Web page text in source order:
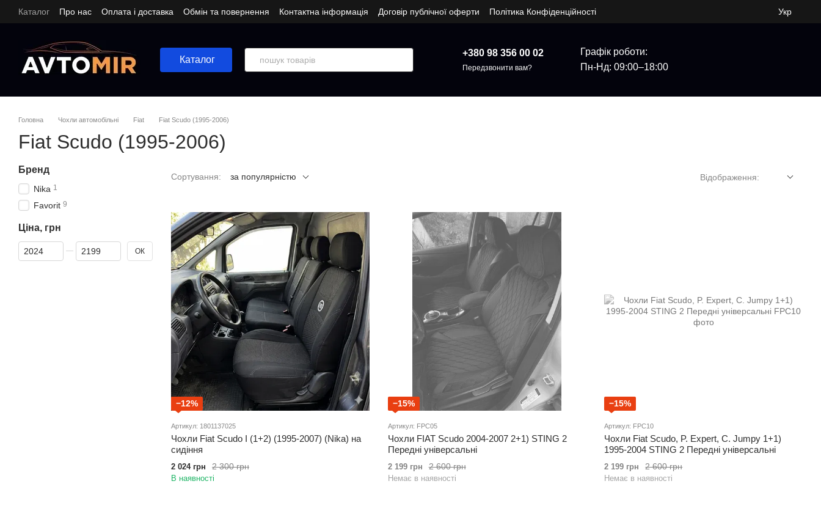
Перейти до основного контенту
Каталог Про нас Оплата і доставка Обмін та повернення Контактна інформація Договір публічної оферти Політика Конфіденційності Укр
Каталог
+380 98 356 00 02
Передзвонити вам?
Графік роботи:
Пн-Нд: 09:00–18:00
Головна Чохли автомобільні Fiat Fiat Scudo (1995-2006)
Fiat Scudo (1995-2006)
Сортування: за популярністю Відображення:
−12%
Артикул: 1801137025
Чохли Fiat Scudo I (1+2) (1995-2007) (Nika) на
сидіння
2 300 грн
2 024 грн
В наявності
−15%
Артикул: FPC05
Чохли FIAT Scudo 2004-2007 2+1) STING 2
Передні універсальні
2 600 грн
2 199 грн
Немає в наявності
−15%
Артикул: FPC10
Чохли Fiat Scudo, P. Expert, C. Jumpy 1+1)
1995-2004 STING 2 Передні універсальні
2 600 грн
2 199 грн
Немає в наявності
Бренд
Nika 1
Favorit 9
Ціна, грн
Від Ціна, грн
До Ціна, грн ОК